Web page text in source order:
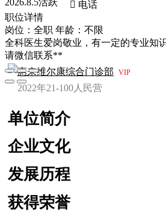
 电话
职位详情
岗位：全职 年龄：不限
全科医生爱岗敬业，有一定的专业知
请微信联系**
惠来维尔康综合门诊部
VIP
2022年21-100人 民营
单位简介
企业文化
发展历程
获得荣誉